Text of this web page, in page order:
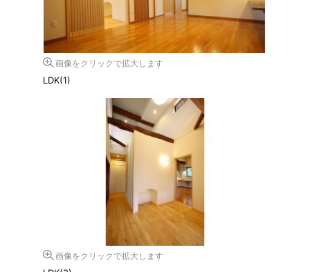
画像をクリックで拡大します
LDK(1)
画像をクリックで拡大します